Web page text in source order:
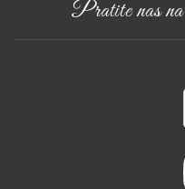
Pratite nas na